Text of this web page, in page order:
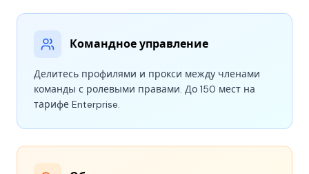
Командное управление
Делитесь профилями и прокси между членами
команды с ролевыми правами. До 150 мест на
тарифе Enterprise.